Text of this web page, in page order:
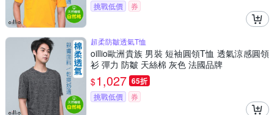
挑戰低價 券
超柔防皺透氣T恤
oillio歐洲貴族 男裝 短袖圓領T恤 透氣涼感圓領
衫 彈力 防皺 天絲棉 灰色 法國品牌
$1,027 65折
挑戰低價 券